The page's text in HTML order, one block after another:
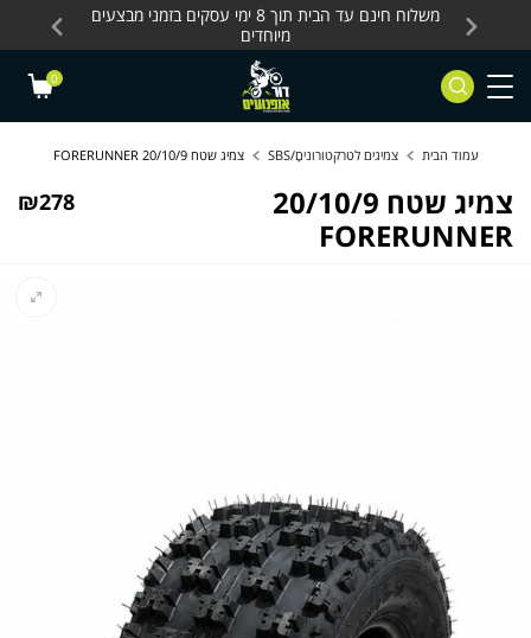
Skip to Content
Contact Us
כלים חשמליים
משלוח חינם עד הבית תוך 8 ימי עסקים בזמני מבצעים
מיוחדים
0
עמוד הבית צמיגים לטרקטורוניםַַ/SBS צמיג שטח 20/10/9 FORERUNNER
צמיג שטח 20/10/9
FORERUNNER
₪278